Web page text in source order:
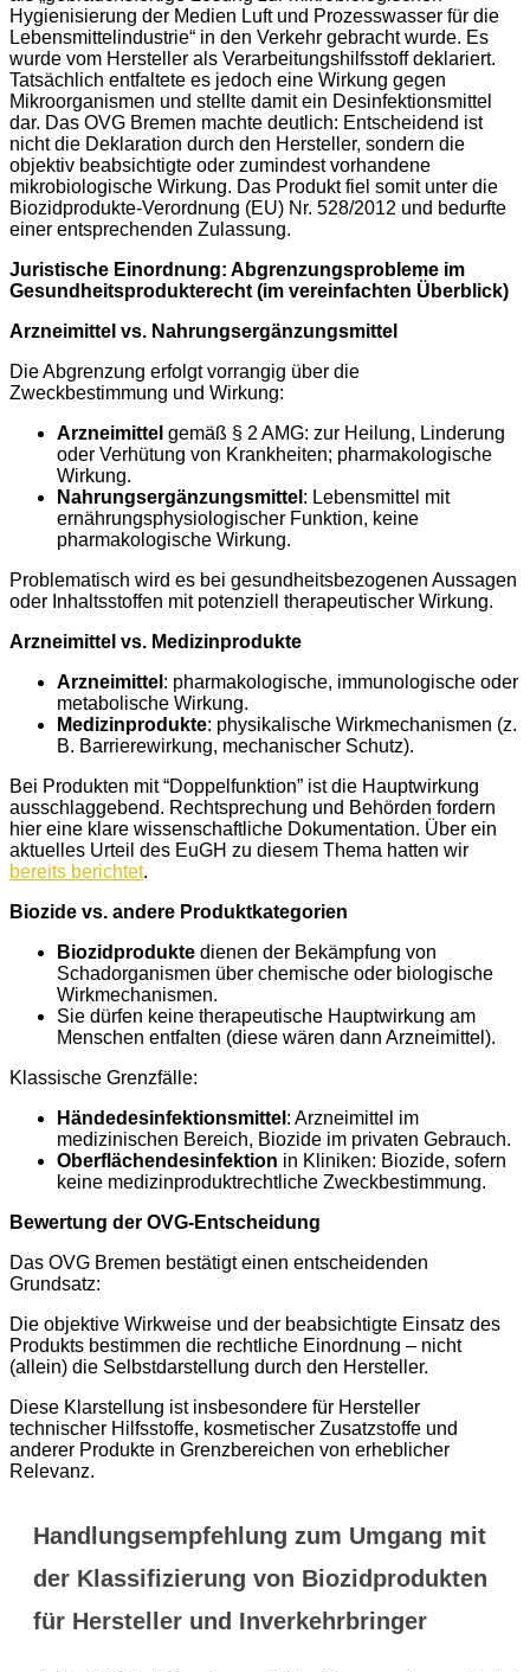
Hygienisierung der Medien Luft und Prozesswasser für die
Lebensmittelindustrie“ in den Verkehr gebracht wurde. Es
wurde vom Hersteller als Verarbeitungshilfsstoff deklariert.
Tatsächlich entfaltete es jedoch eine Wirkung gegen
Mikroorganismen und stellte damit ein Desinfektionsmittel
dar. Das OVG Bremen machte deutlich: Entscheidend ist
nicht die Deklaration durch den Hersteller, sondern die
objektiv beabsichtigte oder zumindest vorhandene
mikrobiologische Wirkung. Das Produkt fiel somit unter die
Biozidprodukte-Verordnung (EU) Nr. 528/2012 und bedurfte
einer entsprechenden Zulassung.
Juristische Einordnung: Abgrenzungsprobleme im
Gesundheitsprodukterecht (im vereinfachten Überblick)
Arzneimittel vs. Nahrungsergänzungsmittel
Die Abgrenzung erfolgt vorrangig über die
Zweckbestimmung und Wirkung:
Arzneimittel gemäß § 2 AMG: zur Heilung, Linderung
oder Verhütung von Krankheiten; pharmakologische
Wirkung.
Nahrungsergänzungsmittel : Lebensmittel mit
ernährungsphysiologischer Funktion, keine
pharmakologische Wirkung.
Problematisch wird es bei gesundheitsbezogenen Aussagen
oder Inhaltsstoffen mit potenziell therapeutischer Wirkung.
Arzneimittel vs. Medizinprodukte
Arzneimittel : pharmakologische, immunologische oder
metabolische Wirkung.
Medizinprodukte: physikalische Wirkmechanismen (z.
B. Barrierewirkung, mechanischer Schutz).
Bei Produkten mit “Doppelfunktion” ist die Hauptwirkung
ausschlaggebend. Rechtsprechung und Behörden fordern
hier eine klare wissenschaftliche Dokumentation. Über ein
aktuelles Urteil des EuGH zu diesem Thema hatten wir
bereits berichtet.
Biozide vs. andere Produktkategorien
Biozidprodukte dienen der Bekämpfung von
Schadorganismen über chemische oder biologische
Wirkmechanismen.
Sie dürfen keine therapeutische Hauptwirkung am
Menschen entfalten (diese wären dann Arzneimittel).
Klassische Grenzfälle:
Händedesinfektionsmittel : Arzneimittel im
medizinischen Bereich, Biozide im privaten Gebrauch.
Oberflächendesinfektion in Kliniken: Biozide, sofern
keine medizinproduktrechtliche Zweckbestimmung.
Bewertung der OVG-Entscheidung
Das OVG Bremen bestätigt einen entscheidenden
Grundsatz:
Die objektive Wirkweise und der beabsichtigte Einsatz des
Produkts bestimmen die rechtliche Einordnung – nicht
(allein) die Selbstdarstellung durch den Hersteller.
Diese Klarstellung ist insbesondere für Hersteller
technischer Hilfsstoffe, kosmetischer Zusatzstoffe und
anderer Produkte in Grenzbereichen von erheblicher
Relevanz.
Handlungsempfehlung zum Umgang mit
der Klassifizierung von Biozidprodukten
für Hersteller und Inverkehrbringer